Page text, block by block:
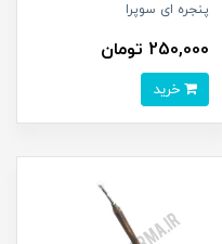
پنجره ای سوپرا
250,000 تومان